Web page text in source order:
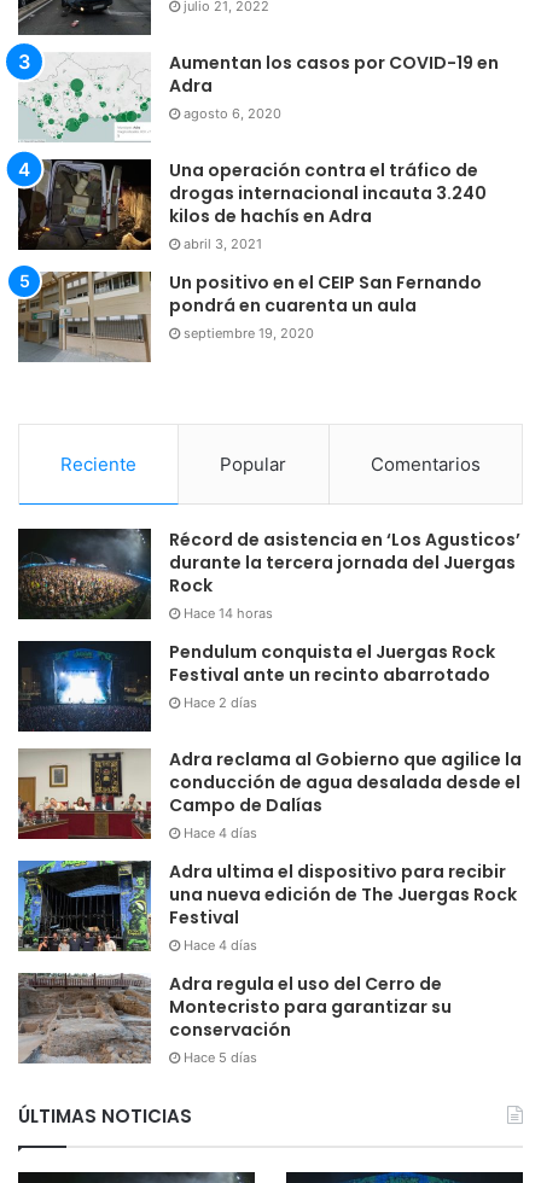
julio 21, 2022
Aumentan los casos por COVID-19 en
Adra
agosto 6, 2020
Una operación contra el tráfico de
drogas internacional incauta 3.240
kilos de hachís en Adra
abril 3, 2021
Un positivo en el CEIP San Fernando
pondrá en cuarenta un aula
septiembre 19, 2020
Reciente Popular Comentarios
Récord de asistencia en ‘Los Agusticos’
durante la tercera jornada del Juergas
Rock
Hace 14 horas
Pendulum conquista el Juergas Rock
Festival ante un recinto abarrotado
Hace 2 días
Adra reclama al Gobierno que agilice la
conducción de agua desalada desde el
Campo de Dalías
Hace 4 días
Adra ultima el dispositivo para recibir
una nueva edición de The Juergas Rock
Festival
Hace 4 días
Adra regula el uso del Cerro de
Montecristo para garantizar su
conservación
Hace 5 días
ÚLTIMAS NOTICIAS